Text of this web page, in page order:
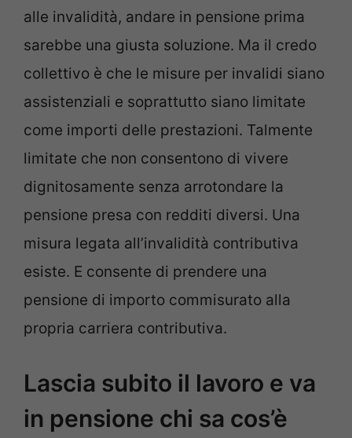
alle invalidità, andare in pensione prima
sarebbe una giusta soluzione. Ma il credo
collettivo è che le misure per invalidi siano
assistenziali e soprattutto siano limitate
come importi delle prestazioni. Talmente
limitate che non consentono di vivere
dignitosamente senza arrotondare la
pensione presa con redditi diversi. Una
misura legata all’invalidità contributiva
esiste. E consente di prendere una
pensione di importo commisurato alla
propria carriera contributiva.
Lascia subito il lavoro e va
in pensione chi sa cos’è